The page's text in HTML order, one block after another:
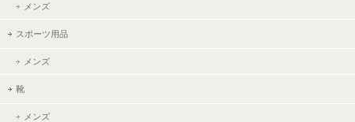
メンズ
スポーツ用品
メンズ
靴
メンズ